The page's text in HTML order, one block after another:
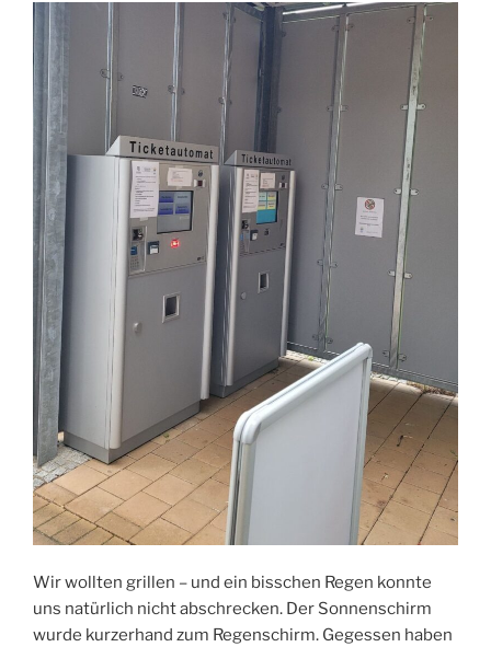
Wir wollten grillen – und ein bisschen Regen konnte
uns natürlich nicht abschrecken. Der Sonnenschirm
wurde kurzerhand zum Regenschirm. Gegessen haben